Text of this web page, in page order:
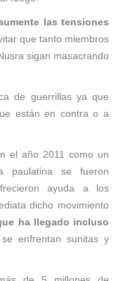
las tensiones
que tanto miembros
sigan masacrando
de guerrillas ya que
están en contra o a
el año 2011 como un
paulatina se fueron
ayuda a los
dicho movimiento
ha llegado incluso
enfrentan sunitas y